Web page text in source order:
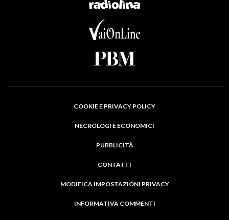
COOKIE E PRIVACY POLICY
NECROLOGI E ECONOMICI
PUBBLICITÀ
CONTATTI
MODIFICA IMPOSTAZIONI PRIVACY
INFORMATIVA COMMENTI